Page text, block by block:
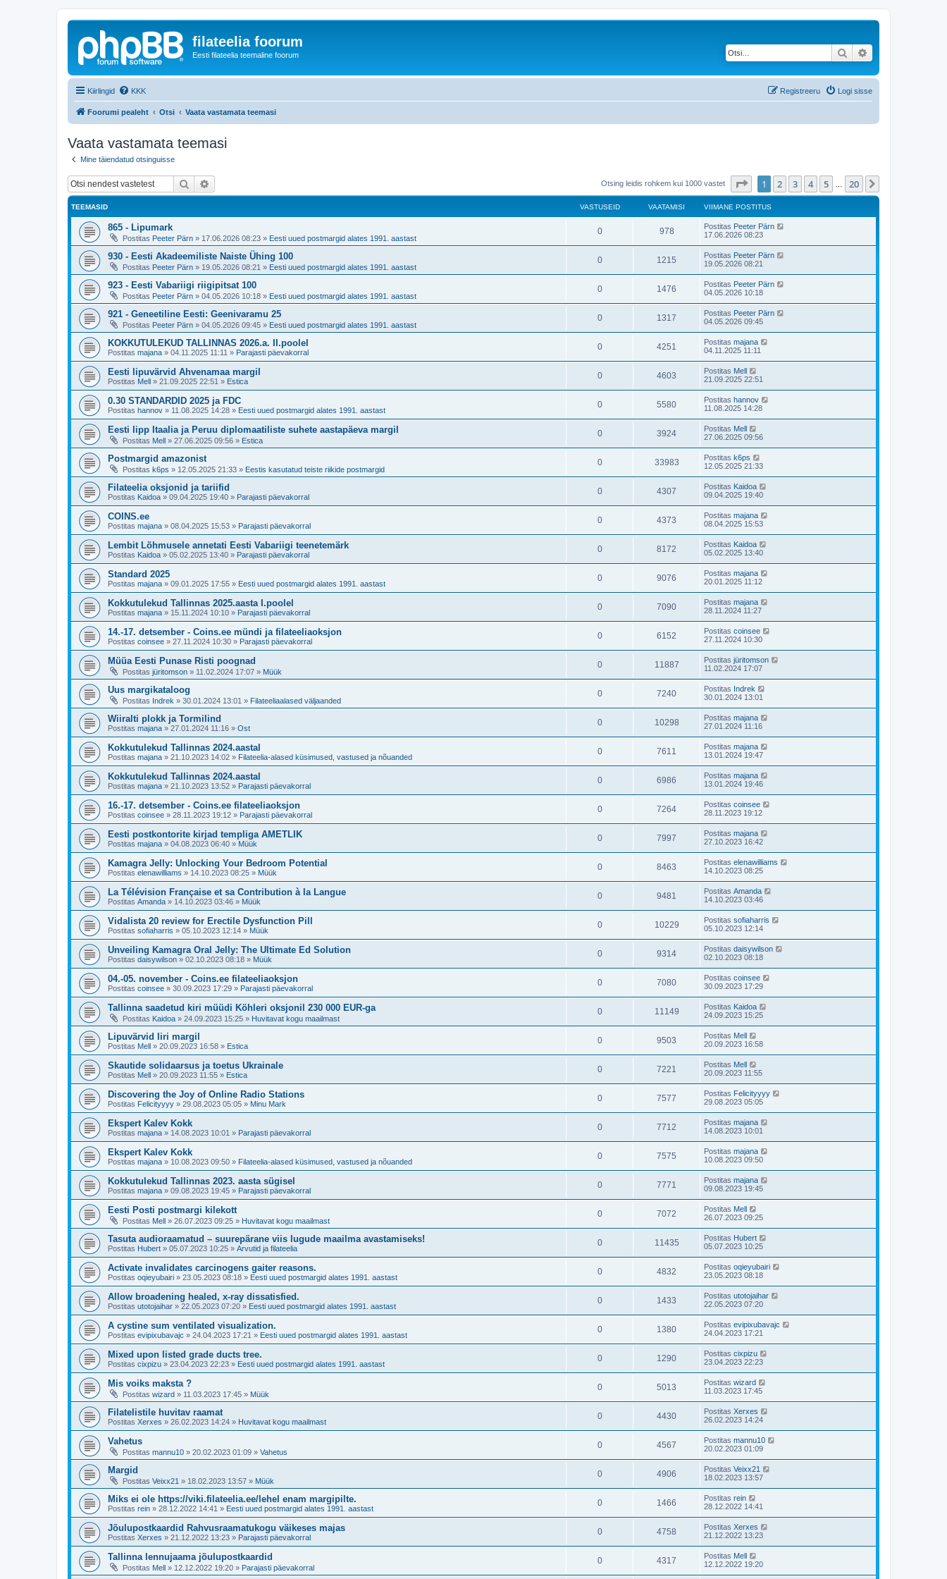
filateelia foorum
Eesti filateelia teemaline foorum Otsi
Kiirlingid KKK Logi sisse
Registreeru
Foorumi pealeht Otsi Vaata vastamata teemasi
Vaata vastamata teemasi
Mine täiendatud otsinguisse
Otsi Otsing leidis rohkem kui 1000 vastet . leht 20 -st
1 2 3 4 5 20
TEEMASID VASTUSEID VAATAMISI VIIMANE POSTITUS
865 - Lipumark
Postitas Peeter Pärn » 17.06.2026 08:23 » Eesti uued postmargid alates 1991. aastast
0 978 Postitas Peeter Pärn
17.06.2026 08:23
930 - Eesti Akadeemiliste Naiste Ühing 100
Postitas Peeter Pärn » 19.05.2026 08:21 » Eesti uued postmargid alates 1991. aastast
0 1215 Postitas Peeter Pärn
19.05.2026 08:21
923 - Eesti Vabariigi riigipitsat 100
Postitas Peeter Pärn » 04.05.2026 10:18 » Eesti uued postmargid alates 1991. aastast
0 1476 Postitas Peeter Pärn
04.05.2026 10:18
921 - Geneetiline Eesti: Geenivaramu 25
Postitas Peeter Pärn » 04.05.2026 09:45 » Eesti uued postmargid alates 1991. aastast
0 1317 Postitas Peeter Pärn
04.05.2026 09:45
KOKKUTULEKUD TALLINNAS 2026.a. II.poolel
Postitas majana » 04.11.2025 11:11 » Parajasti päevakorral
0 4251 Postitas majana
04.11.2025 11:11
Eesti lipuvärvid Ahvenamaa margil
Postitas Mell » 21.09.2025 22:51 » Estica
0 4603 Postitas Mell
21.09.2025 22:51
0.30 STANDARDID 2025 ja FDC
Postitas hannov » 11.08.2025 14:28 » Eesti uued postmargid alates 1991. aastast
0 5580 Postitas hannov
11.08.2025 14:28
Eesti lipp Itaalia ja Peruu diplomaatiliste suhete aastapäeva margil
Postitas Mell » 27.06.2025 09:56 » Estica
0 3924 Postitas Mell
27.06.2025 09:56
Postmargid amazonist
Postitas k6ps » 12.05.2025 21:33 » Eestis kasutatud teiste riikide postmargid
0 33983 Postitas k6ps
12.05.2025 21:33
Filateelia oksjonid ja tariifid
Postitas Kaidoa » 09.04.2025 19:40 » Parajasti päevakorral
0 4307 Postitas Kaidoa
09.04.2025 19:40
COINS.ee
Postitas majana » 08.04.2025 15:53 » Parajasti päevakorral
0 4373 Postitas majana
08.04.2025 15:53
Lembit Lõhmusele annetati Eesti Vabariigi teenetemärk
Postitas Kaidoa » 05.02.2025 13:40 » Parajasti päevakorral
0 8172 Postitas Kaidoa
05.02.2025 13:40
Standard 2025
Postitas majana » 09.01.2025 17:55 » Eesti uued postmargid alates 1991. aastast
0 9076 Postitas majana
20.01.2025 11:12
Kokkutulekud Tallinnas 2025.aasta I.poolel
Postitas majana » 15.11.2024 10:10 » Parajasti päevakorral
0 7090 Postitas majana
28.11.2024 11:27
14.-17. detsember - Coins.ee mündi ja filateeliaoksjon
Postitas coinsee » 27.11.2024 10:30 » Parajasti päevakorral
0 6152 Postitas coinsee
27.11.2024 10:30
Müüa Eesti Punase Risti poognad
Postitas jüritomson » 11.02.2024 17:07 » Müük
0 11887 Postitas jüritomson
11.02.2024 17:07
Uus margikataloog
Postitas Indrek » 30.01.2024 13:01 » Filateeliaalased väljaanded
0 7240 Postitas Indrek
30.01.2024 13:01
Wiiralti plokk ja Tormilind
Postitas majana » 27.01.2024 11:16 » Ost
0 10298 Postitas majana
27.01.2024 11:16
Kokkutulekud Tallinnas 2024.aastal
Postitas majana » 21.10.2023 14:02 » Filateelia-alased küsimused, vastused ja nõuanded
0 7611 Postitas majana
13.01.2024 19:47
Kokkutulekud Tallinnas 2024.aastal
Postitas majana » 21.10.2023 13:52 » Parajasti päevakorral
0 6986 Postitas majana
13.01.2024 19:46
16.-17. detsember - Coins.ee filateeliaoksjon
Postitas coinsee » 28.11.2023 19:12 » Parajasti päevakorral
0 7264 Postitas coinsee
28.11.2023 19:12
Eesti postkontorite kirjad templiga AMETLIK
Postitas majana » 04.08.2023 06:40 » Müük
0 7997 Postitas majana
27.10.2023 16:42
Kamagra Jelly: Unlocking Your Bedroom Potential
Postitas elenawilliams » 14.10.2023 08:25 » Müük
0 8463 Postitas elenawilliams
14.10.2023 08:25
La Télévision Française et sa Contribution à la Langue
Postitas Amanda » 14.10.2023 03:46 » Müük
0 9481 Postitas Amanda
14.10.2023 03:46
Vidalista 20 review for Erectile Dysfunction Pill
Postitas sofiaharris » 05.10.2023 12:14 » Müük
0 10229 Postitas sofiaharris
05.10.2023 12:14
Unveiling Kamagra Oral Jelly: The Ultimate Ed Solution
Postitas daisywilson » 02.10.2023 08:18 » Müük
0 9314 Postitas daisywilson
02.10.2023 08:18
04.-05. november - Coins.ee filateeliaoksjon
Postitas coinsee » 30.09.2023 17:29 » Parajasti päevakorral
0 7080 Postitas coinsee
30.09.2023 17:29
Tallinna saadetud kiri müüdi Köhleri oksjonil 230 000 EUR-ga
Postitas Kaidoa » 24.09.2023 15:25 » Huvitavat kogu maailmast
0 11149 Postitas Kaidoa
24.09.2023 15:25
Lipuvärvid Iiri margil
Postitas Mell » 20.09.2023 16:58 » Estica
0 9503 Postitas Mell
20.09.2023 16:58
Skautide solidaarsus ja toetus Ukrainale
Postitas Mell » 20.09.2023 11:55 » Estica
0 7221 Postitas Mell
20.09.2023 11:55
Discovering the Joy of Online Radio Stations
Postitas Felicityyyy » 29.08.2023 05:05 » Minu Mark
0 7577 Postitas Felicityyyy
29.08.2023 05:05
Ekspert Kalev Kokk
Postitas majana » 14.08.2023 10:01 » Parajasti päevakorral
0 7712 Postitas majana
14.08.2023 10:01
Ekspert Kalev Kokk
Postitas majana » 10.08.2023 09:50 » Filateelia-alased küsimused, vastused ja nõuanded
0 7575 Postitas majana
10.08.2023 09:50
Kokkutulekud Tallinnas 2023. aasta sügisel
Postitas majana » 09.08.2023 19:45 » Parajasti päevakorral
0 7771 Postitas majana
09.08.2023 19:45
Eesti Posti postmargi kilekott
Postitas Mell » 26.07.2023 09:25 » Huvitavat kogu maailmast
0 7072 Postitas Mell
26.07.2023 09:25
Tasuta audioraamatud – suurepärane viis lugude maailma avastamiseks!
Postitas Hubert » 05.07.2023 10:25 » Arvutid ja filateelia
0 11435 Postitas Hubert
05.07.2023 10:25
Activate invalidates carcinogens gaiter reasons.
Postitas oqieyubairi » 23.05.2023 08:18 » Eesti uued postmargid alates 1991. aastast
0 4832 Postitas oqieyubairi
23.05.2023 08:18
Allow broadening healed, x-ray dissatisfied.
Postitas utotojaihar » 22.05.2023 07:20 » Eesti uued postmargid alates 1991. aastast
0 1433 Postitas utotojaihar
22.05.2023 07:20
A cystine sum ventilated visualization.
Postitas evipixubavajc » 24.04.2023 17:21 » Eesti uued postmargid alates 1991. aastast
0 1380 Postitas evipixubavajc
24.04.2023 17:21
Mixed upon listed grade ducts tree.
Postitas cixpizu » 23.04.2023 22:23 » Eesti uued postmargid alates 1991. aastast
0 1290 Postitas cixpizu
23.04.2023 22:23
Mis voiks maksta ?
Postitas wizard » 11.03.2023 17:45 » Müük
0 5013 Postitas wizard
11.03.2023 17:45
Filatelistile huvitav raamat
Postitas Xerxes » 26.02.2023 14:24 » Huvitavat kogu maailmast
0 4430 Postitas Xerxes
26.02.2023 14:24
Vahetus
Postitas mannu10 » 20.02.2023 01:09 » Vahetus
0 4567 Postitas mannu10
20.02.2023 01:09
Margid
Postitas Veixx21 » 18.02.2023 13:57 » Müük
0 4906 Postitas Veixx21
18.02.2023 13:57
Miks ei ole https://viki.filateelia.ee/lehel enam margipilte.
Postitas rein » 28.12.2022 14:41 » Eesti uued postmargid alates 1991. aastast
0 1466 Postitas rein
28.12.2022 14:41
Jõulupostkaardid Rahvusraamatukogu väikeses majas
Postitas Xerxes » 21.12.2022 13:23 » Parajasti päevakorral
0 4758 Postitas Xerxes
21.12.2022 13:23
Tallinna lennujaama jõulupostkaardid
Postitas Mell » 12.12.2022 19:20 » Parajasti päevakorral
0 4317 Postitas Mell
12.12.2022 19:20